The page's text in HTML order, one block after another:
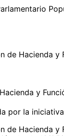
de Hacienda y
y
por la iniciativa
de Hacienda y